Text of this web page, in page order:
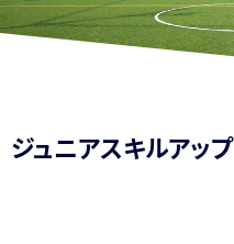
ジュニアスキルアップ